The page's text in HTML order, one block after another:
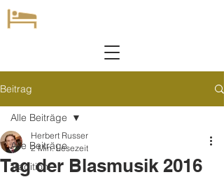
Beitrag
Alle Beiträge
Tradition
Alle Beiträge
Tag der Blasmusik 2016
Herbert Russer
2 Min. Lesezeit